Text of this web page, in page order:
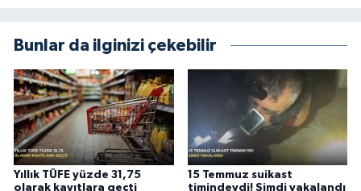
Bunlar da ilginizi çekebilir
Yıllık TÜFE yüzde 31,75
olarak kayıtlara geçti
15 Temmuz suikast
timindeydi! Şimdi yakalandı